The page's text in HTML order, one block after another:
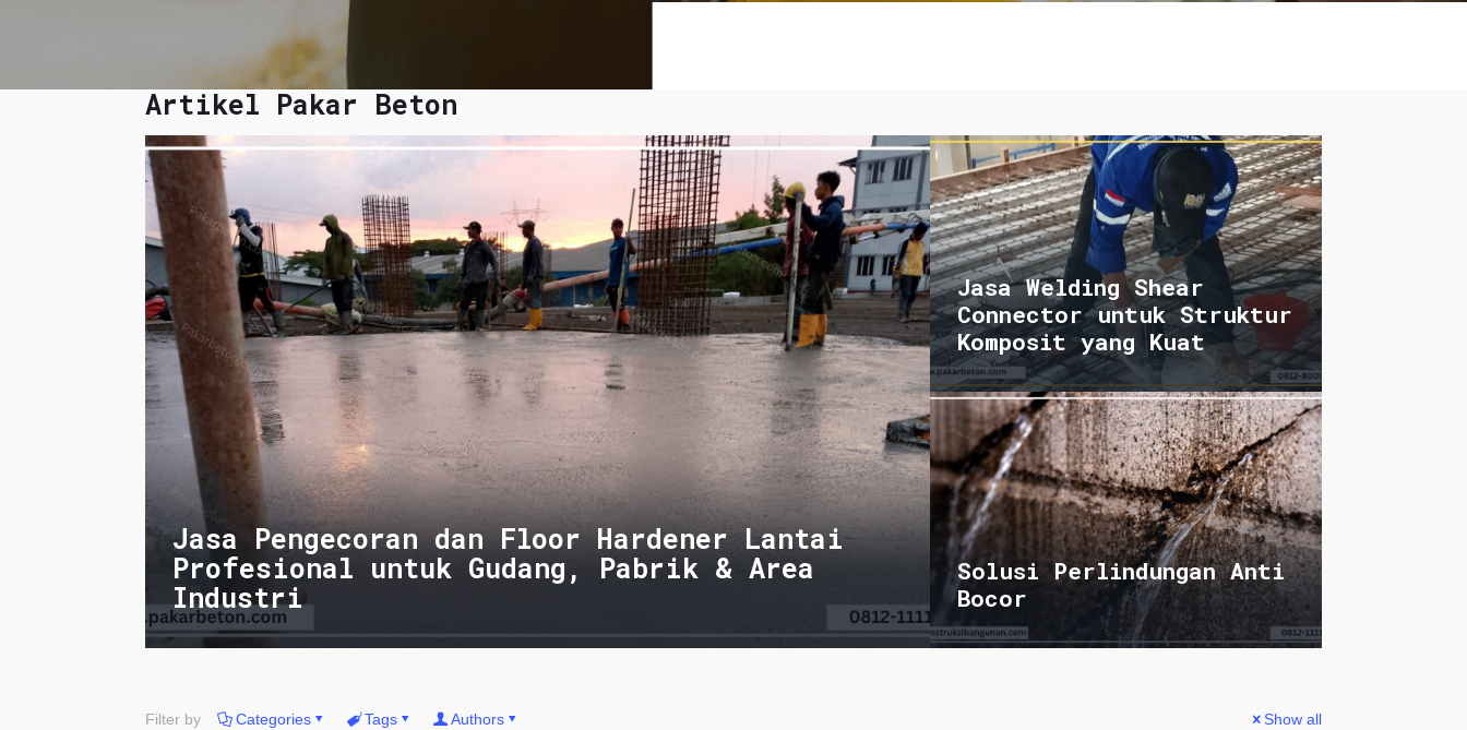
Artikel Pakar Beton
Jasa Pengecoran dan Floor Hardener Lantai
Profesional untuk Gudang, Pabrik & Area
Industri
Jasa Welding Shear
Connector untuk Struktur
Komposit yang Kuat
Solusi Perlindungan Anti
Bocor
Filter by Categories Tags Authors Show all